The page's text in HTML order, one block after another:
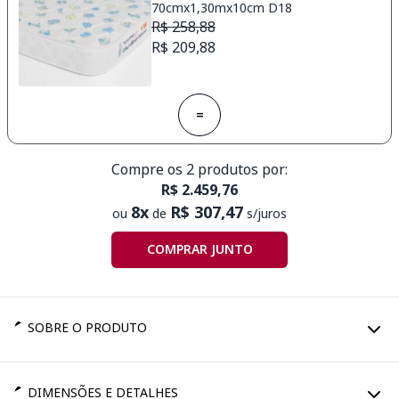
70cmx1,30mx10cm D18
R$ 258,88
R$ 209,88
=
Compre os 2 produtos por:
R$ 2.459,76
ou 8x de R$ 307,47 s/juros
COMPRAR JUNTO
SOBRE O PRODUTO
DIMENSÕES E DETALHES